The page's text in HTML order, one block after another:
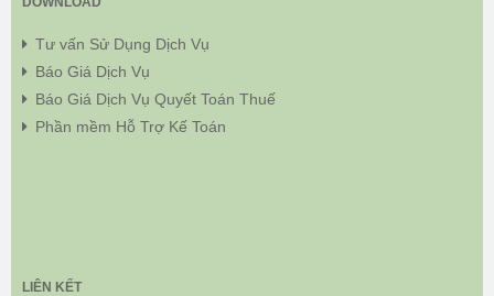
Tư vấn Sử Dụng Dịch Vụ
Báo Giá Dịch Vụ
Báo Giá Dịch Vụ Quyết Toán Thuế
Phần mềm Hỗ Trợ Kế Toán
LIÊN KẾT